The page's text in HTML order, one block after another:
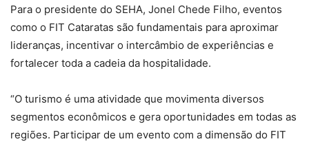
Para o presidente do SEHA, Jonel Chede Filho, eventos
como o FIT Cataratas são fundamentais para aproximar
lideranças, incentivar o intercâmbio de experiências e
fortalecer toda a cadeia da hospitalidade.
“O turismo é uma atividade que movimenta diversos
segmentos econômicos e gera oportunidades em todas as
regiões. Participar de um evento com a dimensão do FIT